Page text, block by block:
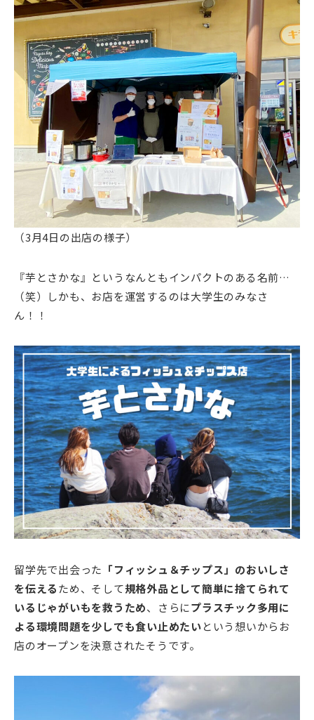
（3月4日の出店の様子）
『芋とさかな』というなんともインパクトのある名前…
（笑）しかも、お店を運営するのは大学生のみなさ
ん！！
留学先で出会った 「フィッシュ＆チップス」のおいしさ
を伝えるため、そして規格外品として簡単に捨てられて
いるじゃがいもを救うため、さらにプラスチック多用に
よる環境問題を少しでも食い止めたいという想いからお
店のオープンを決意されたそうです。